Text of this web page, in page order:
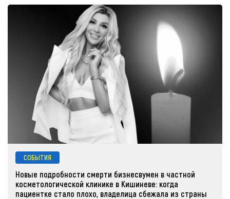
СОБЫТИЯ
Новые подробности смерти бизнесвумен в частной
косметологической клинике в Кишиневе: когда
пациентке стало плохо, владелица сбежала из страны